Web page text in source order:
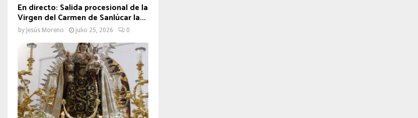
En directo: Salida procesional de la
Virgen del Carmen de Sanlúcar la...
by Jesús Moreno julio 25, 2026 0